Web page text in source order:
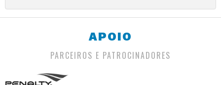
APOIO
PARCEIROS E PATROCINADORES